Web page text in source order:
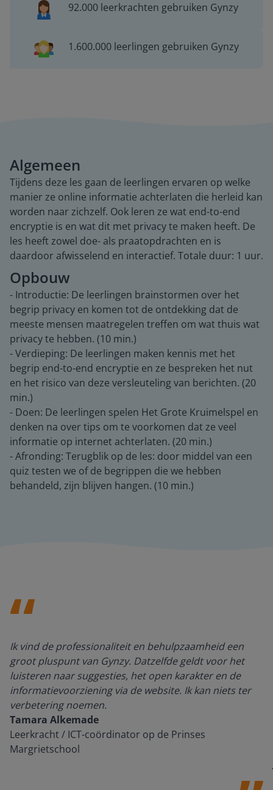
92.000 leerkrachten gebruiken Gynzy
1.600.000 leerlingen gebruiken Gynzy
Algemeen
Tijdens deze les gaan de leerlingen ervaren op welke
manier ze online informatie achterlaten die herleid kan
worden naar zichzelf. Ook leren ze wat end-to-end
encryptie is en wat dit met privacy te maken heeft. De
les heeft zowel doe- als praatopdrachten en is
daardoor afwisselend en interactief. Totale duur: 1 uur.
Opbouw
- Introductie: De leerlingen brainstormen over het
begrip privacy en komen tot de ontdekking dat de
meeste mensen maatregelen treffen om wat thuis wat
privacy te hebben. (10 min.)
- Verdieping: De leerlingen maken kennis met het
begrip end-to-end encryptie en ze bespreken het nut
en het risico van deze versleuteling van berichten. (20
min.)
- Doen: De leerlingen spelen Het Grote Kruimelspel en
denken na over tips om te voorkomen dat ze veel
informatie op internet achterlaten. (20 min.)
- Afronding: Terugblik op de les: door middel van een
quiz testen we of de begrippen die we hebben
behandeld, zijn blijven hangen. (10 min.)
Ik vind de professionaliteit en behulpzaamheid een
groot pluspunt van Gynzy. Datzelfde geldt voor het
luisteren naar suggesties, het open karakter en de
informatievoorziening via de website. Ik kan niets ter
verbetering noemen.
Tamara Alkemade
Leerkracht / ICT-coördinator op de Prinses
Margrietschool